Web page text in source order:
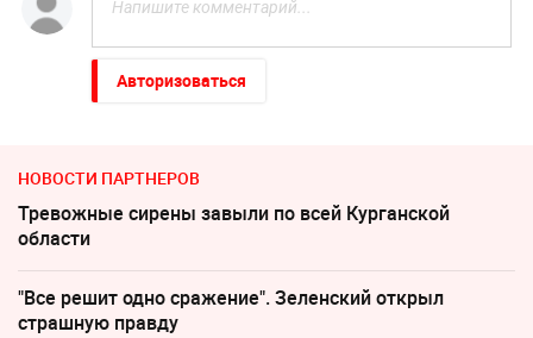
Авторизоваться
НОВОСТИ ПАРТНЕРОВ
Тревожные сирены завыли по всей Курганской
области
"Все решит одно сражение". Зеленский открыл
страшную правду